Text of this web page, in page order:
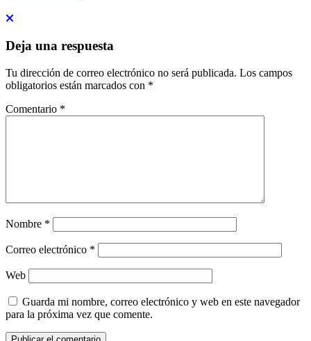
Deja una respuesta
Tu dirección de correo electrónico no será publicada. Los campos
obligatorios están marcados con *
Comentario *
Nombre *
Correo electrónico *
Web
Guarda mi nombre, correo electrónico y web en este navegador
para la próxima vez que comente.